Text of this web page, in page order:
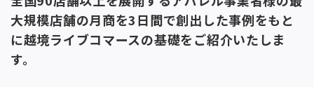
大規模店舗の月商を3日間で創出した事例をもと
に越境ライブコマースの基礎をご紹介いたしま
す。